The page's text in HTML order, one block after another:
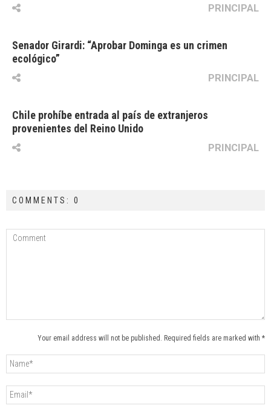
PRINCIPAL
Senador Girardi: “Aprobar Dominga es un crimen
ecológico”
PRINCIPAL
Chile prohíbe entrada al país de extranjeros
provenientes del Reino Unido
PRINCIPAL
COMMENTS: 0
Your email address will not be published. Required fields are marked with *